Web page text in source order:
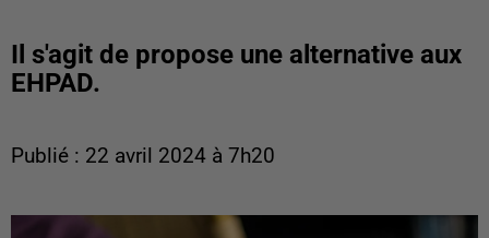
Il s'agit de propose une alternative aux
EHPAD.
Publié : 22 avril 2024 à 7h20